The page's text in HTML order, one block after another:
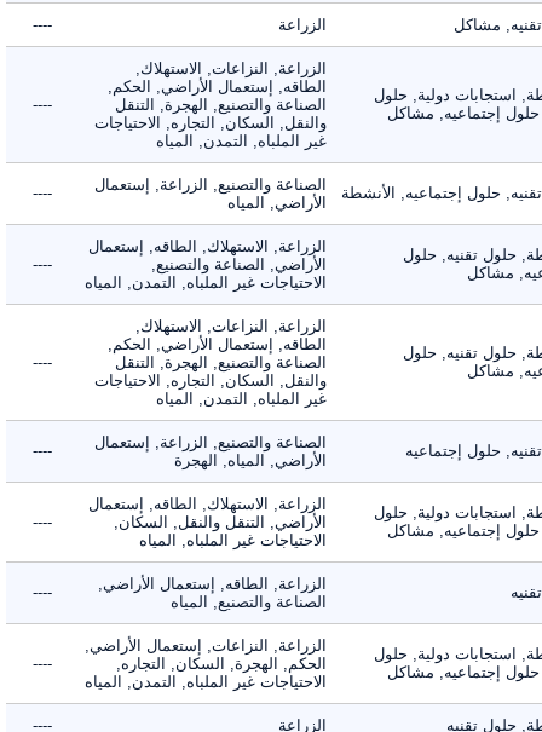
مشاكل الزراعة ----
استجابات دولية, حلول
إجتماعيه, مشاكل
الزراعة, النزاعات, الاستهلاك,
الطاقه, إستعمال الأراضي, الحكم,
الصناعة والتصنيع, الهجرة, التنقل
والنقل, السكان, التجاره, الاحتياجات
غير الملباه, التمدن, المياه
----
حلول إجتماعيه, الأنشطة
الصناعة والتصنيع, الزراعة, إستعمال
الأراضي, المياه
----
حلول تقنيه, حلول
مشاكل
الزراعة, الاستهلاك, الطاقه, إستعمال
الأراضي, الصناعة والتصنيع,
الاحتياجات غير الملباه, التمدن, المياه
----
حلول تقنيه, حلول
مشاكل
الزراعة, النزاعات, الاستهلاك,
الطاقه, إستعمال الأراضي, الحكم,
الصناعة والتصنيع, الهجرة, التنقل
والنقل, السكان, التجاره, الاحتياجات
غير الملباه, التمدن, المياه
----
حلول إجتماعيه
الصناعة والتصنيع, الزراعة, إستعمال
الأراضي, المياه, الهجرة
----
استجابات دولية, حلول
إجتماعيه, مشاكل
الزراعة, الاستهلاك, الطاقه, إستعمال
الأراضي, التنقل والنقل, السكان,
الاحتياجات غير الملباه, المياه
----
الزراعة, الطاقه, إستعمال الأراضي,
الصناعة والتصنيع, المياه
----
استجابات دولية, حلول
إجتماعيه, مشاكل
الزراعة, النزاعات, إستعمال الأراضي,
الحكم, الهجرة, السكان, التجاره,
الاحتياجات غير الملباه, التمدن, المياه
----
حلول تقنيه الزراعة ----